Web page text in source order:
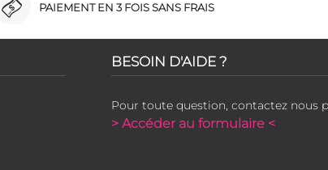
PAIEMENT EN 3 FOIS SANS FRAIS
BESOIN D'AIDE ?
Pour toute question, contactez nous
> Accéder au formulaire <